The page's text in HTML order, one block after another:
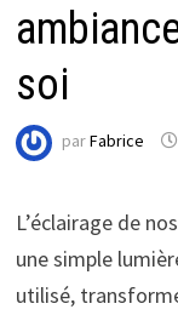
soi
parFabrice
L’éclairage de
une simple
utilisé,